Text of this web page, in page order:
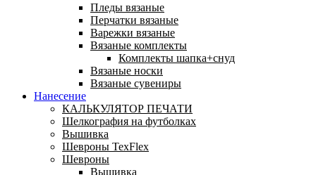
Пледы вязаные
Перчатки вязаные
Варежки вязаные
Вязаные комплекты
Комплекты шапка+снуд
Вязаные носки
Вязаные сувениры
Нанесение
КАЛЬКУЛЯТОР ПЕЧАТИ
Шелкография на футболках
Вышивка
Шевроны TexFlex
Шевроны
Вышивка